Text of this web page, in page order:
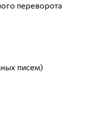
переворота
писем)